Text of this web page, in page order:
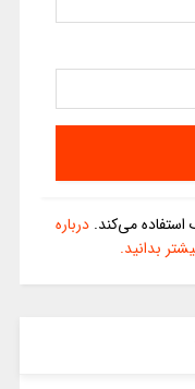
می‌کند. درباره
بدانید.